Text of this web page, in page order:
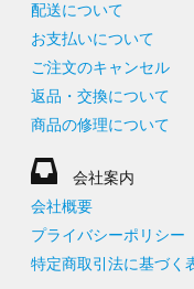
配送について
お支払いについて
ご注文のキャンセル
返品・交換について
商品の修理について
会社案内
会社概要
プライバシーポリシー
特定商取引法に基づく